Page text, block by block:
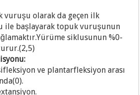
olarak da geçen ilk
ile başlayarak topuk vuruşunun
siklusunun %0-
ve plantarfleksiyon arası